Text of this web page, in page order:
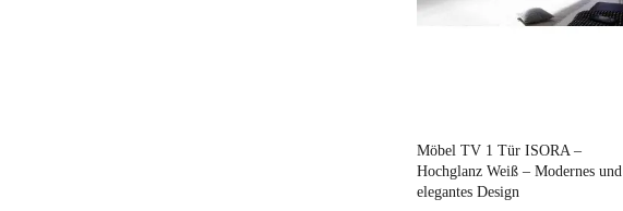
Möbel TV 1 Tür ISORA –
Hochglanz Weiß – Modernes und
elegantes Design